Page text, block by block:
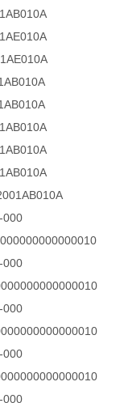
000
000
000
000
000